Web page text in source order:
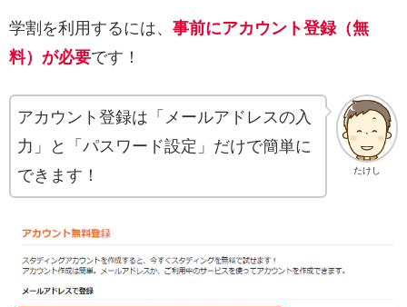
学割を利用するには、 事前にアカウント登録（無
料）が必要です！
たけし
アカウント登録は「メールアドレスの入
力」と「パスワード設定」だけで簡単に
できます！